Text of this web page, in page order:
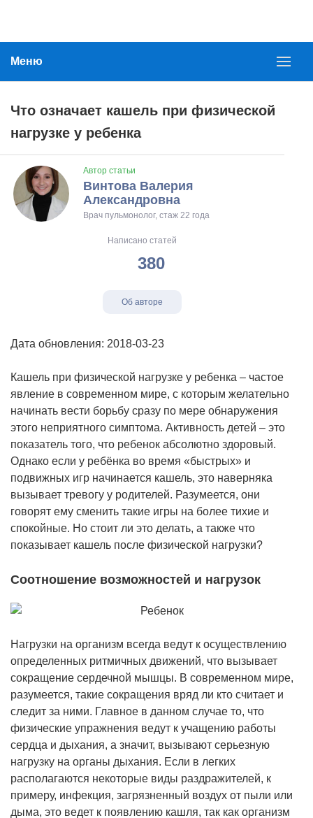
Меню
Что означает кашель при физической
нагрузке у ребенка
Автор статьи
Винтова Валерия
Александровна
Врач пульмонолог, стаж 22 года
Написано статей
380
Об авторе
Дата обновления: 2018-03-23
Кашель при физической нагрузке у ребенка – частое
явление в современном мире, с которым желательно
начинать вести борьбу сразу по мере обнаружения
этого неприятного симптома. Активность детей – это
показатель того, что ребенок абсолютно здоровый.
Однако если у ребёнка во время «быстрых» и
подвижных игр начинается кашель, это наверняка
вызывает тревогу у родителей. Разумеется, они
говорят ему сменить такие игры на более тихие и
спокойные. Но стоит ли это делать, а также что
показывает кашель после физической нагрузки?
Соотношение возможностей и нагрузок
Нагрузки на организм всегда ведут к осуществлению
определенных ритмичных движений, что вызывает
сокращение сердечной мышцы. В современном мире,
разумеется, такие сокращения вряд ли кто считает и
следит за ними. Главное в данном случае то, что
физические упражнения ведут к учащению работы
сердца и дыхания, а значит, вызывают серьезную
нагрузку на органы дыхания. Если в легких
располагаются некоторые виды раздражителей, к
примеру, инфекция, загрязненный воздух от пыли или
дыма, это ведет к появлению кашля, так как организм